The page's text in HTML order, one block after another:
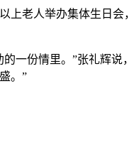
老人举办集体生日会
份情里。”张礼辉说
。”